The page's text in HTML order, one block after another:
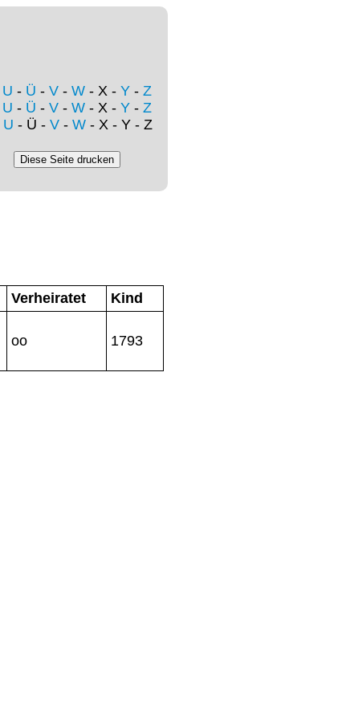
U - Ü - V - W - X - Y - Z
U - Ü - V - W - X - Y - Z
U - Ü - V- W- X - Y - Z
Verheiratet
Kind
oo 1793